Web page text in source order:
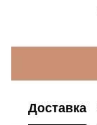
Доставка